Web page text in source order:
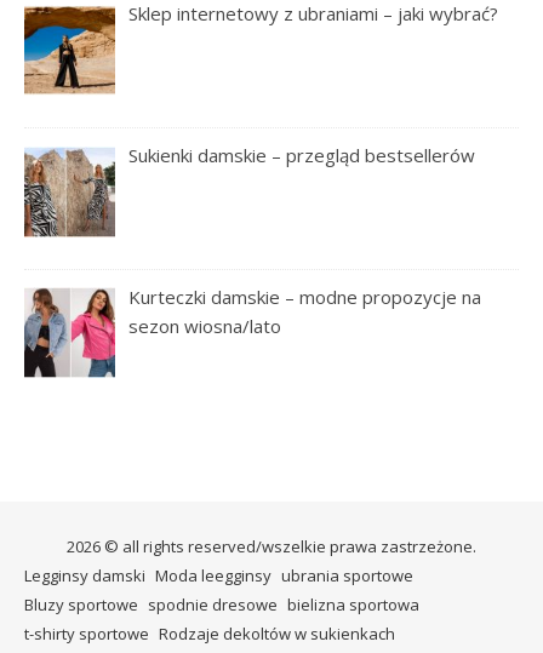
Sklep internetowy z ubraniami – jaki wybrać?
Sukienki damskie – przegląd bestsellerów
Kurteczki damskie – modne propozycje na
sezon wiosna/lato
2026 © all rights reserved/wszelkie prawa zastrzeżone.
Legginsy damski Moda leegginsy ubrania sportowe
Bluzy sportowe spodnie dresowe bielizna sportowa
t-shirty sportowe Rodzaje dekoltów w sukienkach